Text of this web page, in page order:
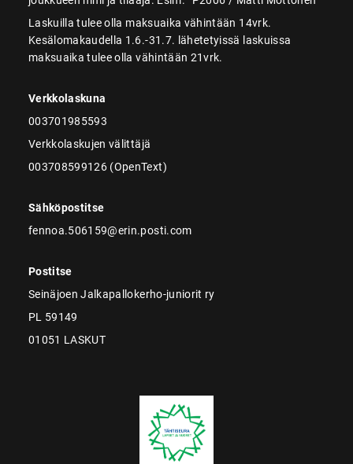
Laskuilla tulee olla maksuaika vähintään 14vrk.
Kesälomakaudella 1.6.-31.7. lähetetyissä laskuissa
maksuaika tulee olla vähintään 21vrk.
Verkkolaskuna
003701985593
Verkkolaskujen välittäjä
003708599126 (OpenText)
Sähköpostitse
fennoa.506159@erin.posti.com
Postitse
Seinäjoen Jalkapallokerho-juniorit ry
PL 59149
01051 LASKUT